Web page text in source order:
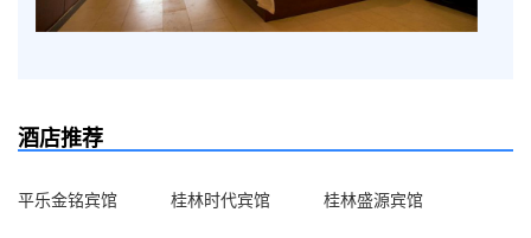
酒店推荐
平乐金铭宾馆 桂林时代宾馆 桂林盛源宾馆